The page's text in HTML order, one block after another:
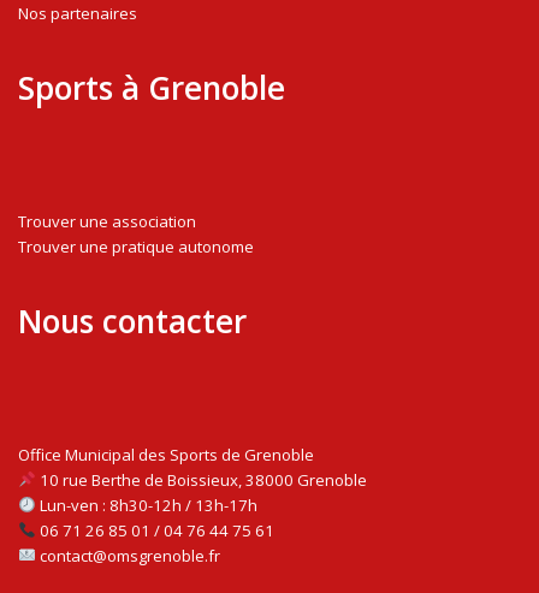
Nos partenaires
Sports à Grenoble
Trouver une association
Trouver une pratique autonome
Nous contacter
Office Municipal des Sports de Grenoble
10 rue Berthe de Boissieux, 38000 Grenoble
Lun-ven : 8h30-12h / 13h-17h
06 71 26 85 01 / 04 76 44 75 61
contact@omsgrenoble.fr